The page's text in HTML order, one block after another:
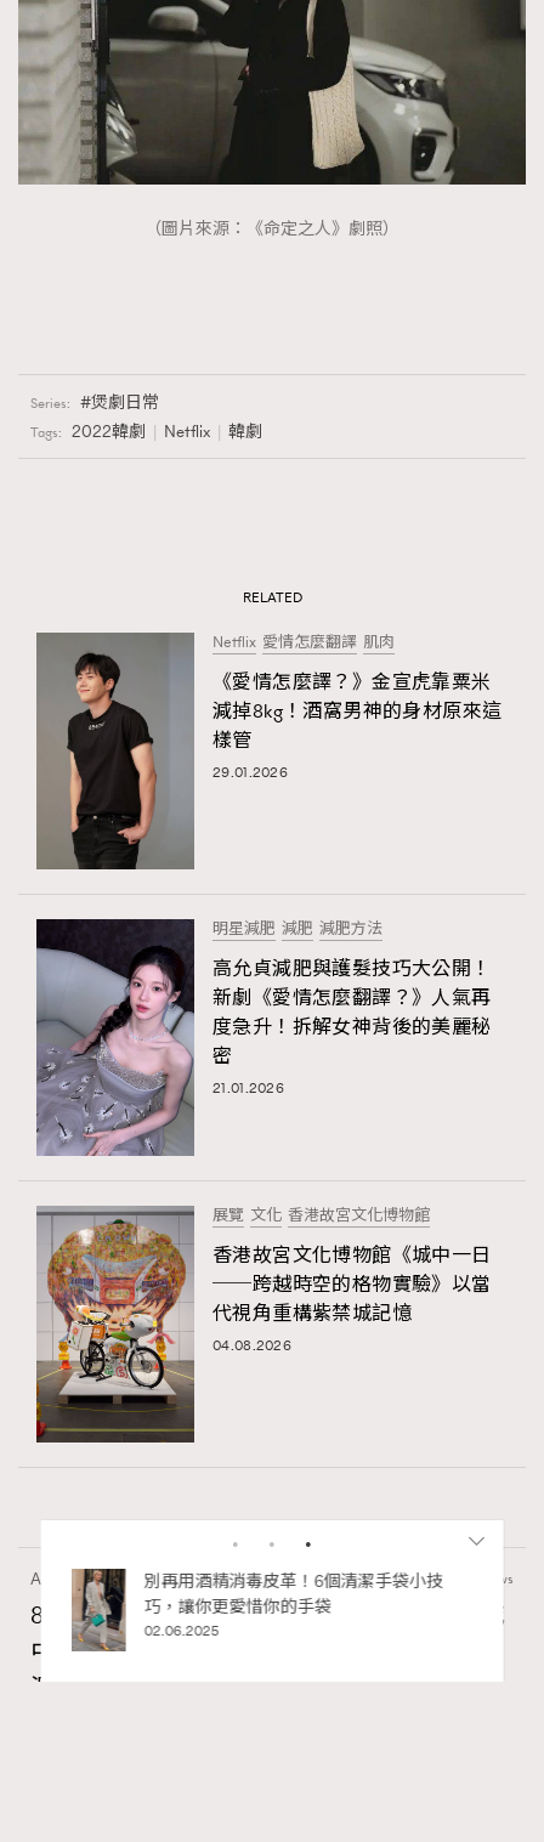
（圖片來源：《命定之人》劇照）
Series: 煲劇日常
Tags: 2022韓劇 Netflix 韓劇
RELATED
Netflix 愛情怎麼翻譯 肌肉
《愛情怎麼譯？》金宣虎靠粟米
減掉8kg！酒窩男神的身材原來這
樣管
29.01.2026
明星減肥 減肥 減肥方法
高允貞減肥與護髮技巧大公開！
新劇《愛情怎麼翻譯？》人氣再
度急升！拆解女神背後的美麗秘
密
21.01.2026
展覽 文化 香港故宮文化博物館
香港故宮文化博物館《城中一日
──跨越時空的格物實驗》以當
代視角重構紫禁城記憶
04.08.2026
Art 7.2k views
8月香港藝術展覽：香港故宮文化博物館《城
中一日》、遊戲迷必訪《游於藝乎》、《西
源里選畫》捕捉香港情懷
的顯
別再用酒精消毒皮革！6個清潔手袋小技
巧，讓你更愛惜你的手袋
02.06.2025